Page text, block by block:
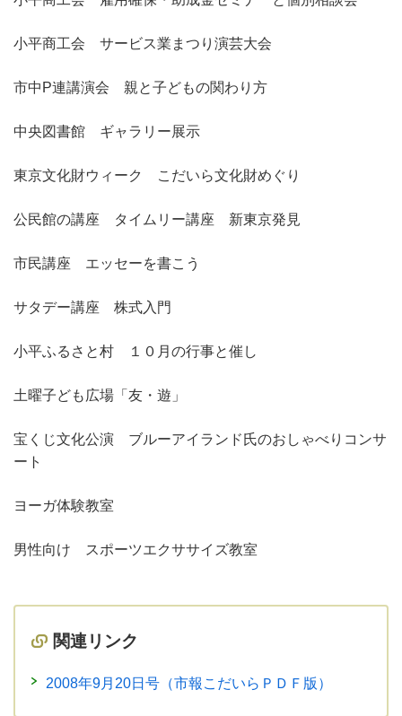
小平商工会 サービス業まつり演芸大会
市中P連講演会 親と子どもの関わり方
中央図書館 ギャラリー展示
東京文化財ウィーク こだいら文化財めぐり
公民館の講座 タイムリー講座 新東京発見
市民講座 エッセーを書こう
サタデー講座 株式入門
小平ふるさと村 １０月の行事と催し
土曜子ども広場「友・遊」
宝くじ文化公演 ブルーアイランド氏のおしゃべりコンサ
ート
ヨーガ体験教室
男性向け スポーツエクササイズ教室
関連リンク
2008年9月20日号（市報こだいらＰＤＦ版）